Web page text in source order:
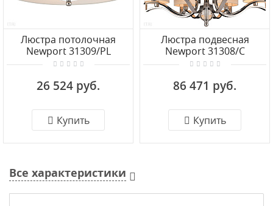
Люстра потолочная
Newport 31309/PL
26 524 руб.
Купить
Люстра подвесная
Newport 31308/C
86 471 руб.
Купить
Все характеристики